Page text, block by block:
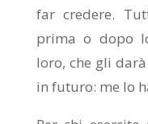
far credere.
prima o dopo
loro, che gli
in futuro: me lo